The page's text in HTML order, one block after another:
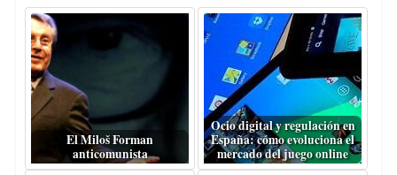
El Miloš Forman
anticomunista
Ocio digital y regulación en
España: cómo evoluciona el
mercado del juego online